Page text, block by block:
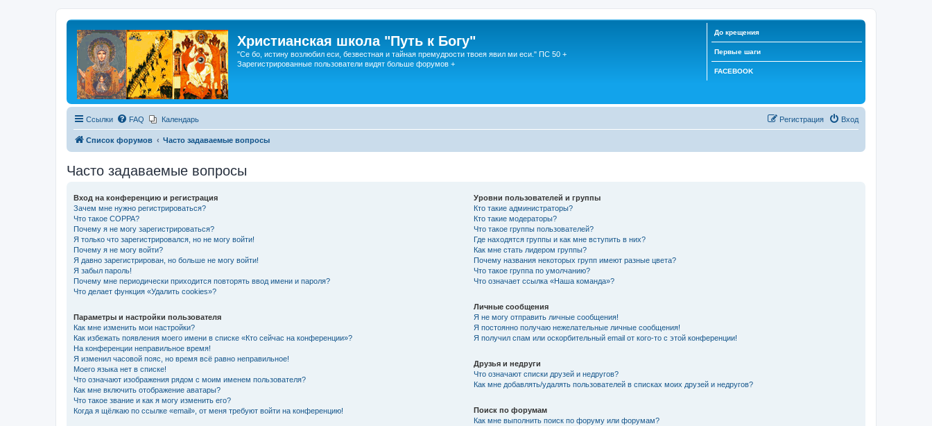
Христианская школа "Путь к Богу"
"Се бо, истину возлюбил еси, безвестная и тайная премудрости твоея явил ми еси." ПС 50 +
Зарегистрированные пользователи видят больше форумов +
До крещения
Первые шаги
FACEBOOK
Ссылки FAQ Календарь Вход
Регистрация
Список форумов Часто задаваемые вопросы
Часто задаваемые вопросы
Вход на конференцию и регистрация
Зачем мне нужно регистрироваться?
Что такое COPPA?
Почему я не могу зарегистрироваться?
Я только что зарегистрировался, но не могу войти!
Почему я не могу войти?
Я давно зарегистрирован, но больше не могу войти!
Я забыл пароль!
Почему мне периодически приходится повторять ввод имени и пароля?
Что делает функция «Удалить cookies»?
Параметры и настройки пользователя
Как мне изменить мои настройки?
Как избежать появления моего имени в списке «Кто сейчас на конференции»?
На конференции неправильное время!
Я изменил часовой пояс, но время всё равно неправильное!
Моего языка нет в списке!
Что означают изображения рядом с моим именем пользователя?
Как мне включить отображение аватары?
Что такое звание и как я могу изменить его?
Когда я щёлкаю по ссылке «email», от меня требуют войти на конференцию!
Уровни пользователей и группы
Кто такие администраторы?
Кто такие модераторы?
Что такое группы пользователей?
Где находятся группы и как мне вступить в них?
Как мне стать лидером группы?
Почему названия некоторых групп имеют разные цвета?
Что такое группа по умолчанию?
Что означает ссылка «Наша команда»?
Личные сообщения
Я не могу отправить личные сообщения!
Я постоянно получаю нежелательные личные сообщения!
Я получил спам или оскорбительный email от кого-то с этой конференции!
Друзья и недруги
Что означают списки друзей и недругов?
Как мне добавлять/удалять пользователей в списках моих друзей и недругов?
Поиск по форумам
Как мне выполнить поиск по форуму или форумам?